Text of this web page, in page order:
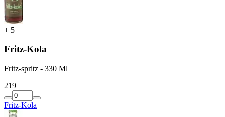
+ 5
Fritz-Kola
Fritz-spritz - 330 Ml
219
Fritz-Kola